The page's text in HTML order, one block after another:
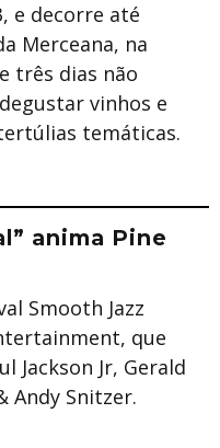
e decorre até
Merceana, na
três dias não
vinhos e
temáticas.
anima Pine
Smooth Jazz
que
Jackson Jr, Gerald
Andy Snitzer.